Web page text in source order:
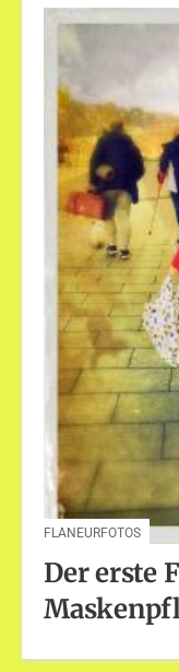
FLANEURFOTOS
Der erste